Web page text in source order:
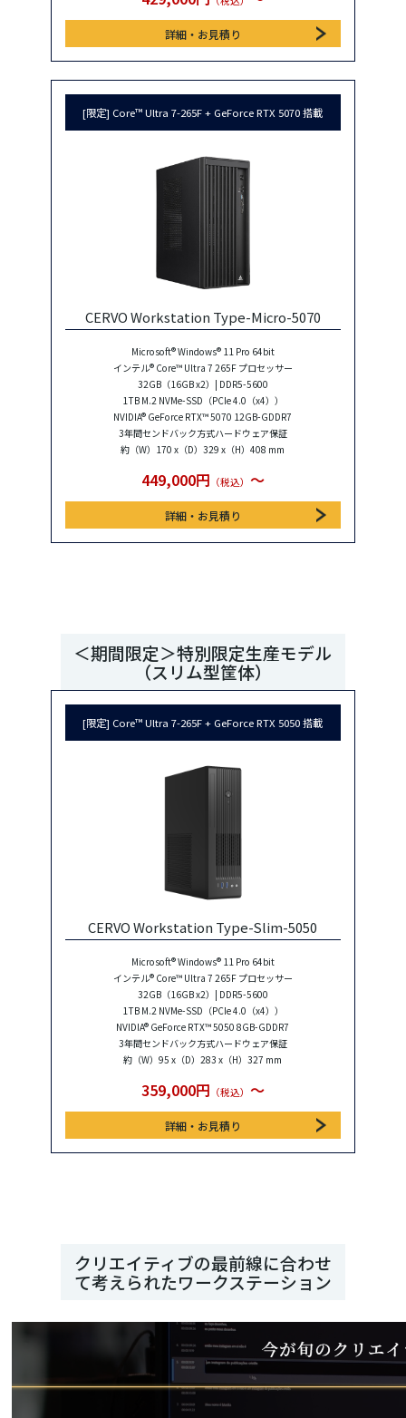
詳細・お見積り
[限定] Core™ Ultra 7-265F + GeForce RTX 5070 搭載
CERVO Workstation Type-Micro-5070
Microsoft® Windows® 11 Pro 64bit
インテル® Core™ Ultra 7 265F プロセッサー
32GB（16GB x2）| DDR5-5600
1TB M.2 NVMe-SSD（PCIe 4.0（x4））
NVIDIA® GeForce RTX™ 5070 12GB-GDDR7
3年間センドバック方式ハードウェア保証
約（W）170 x（D）329 x（H）408 mm
449,000円 （税込） 〜
詳細・お見積り
＜期間限定＞特別限定生産モデル
（スリム型筐体）
[限定] Core™ Ultra 7-265F + GeForce RTX 5050 搭載
CERVO Workstation Type-Slim-5050
Microsoft® Windows® 11 Pro 64bit
インテル® Core™ Ultra 7 265F プロセッサー
32GB（16GB x2）| DDR5-5600
1TB M.2 NVMe-SSD（PCIe 4.0（x4））
NVIDIA® GeForce RTX™ 5050 8GB-GDDR7
3年間センドバック方式ハードウェア保証
約（W）95 x（D）283 x（H）327 mm
359,000円 （税込） 〜
詳細・お見積り
クリエイティブの最前線に合わせ
て考えられたワークステーション